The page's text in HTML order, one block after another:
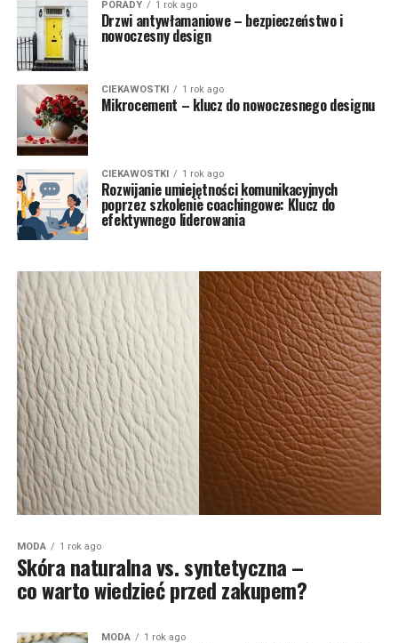
PORADY 1 rok ago
Drzwi antywłamaniowe – bezpieczeństwo i
nowoczesny design
CIEKAWOSTKI 1 rok ago
Mikrocement – klucz do nowoczesnego designu
CIEKAWOSTKI 1 rok ago
Rozwijanie umiejętności komunikacyjnych
poprzez szkolenie coachingowe: Klucz do
efektywnego liderowania
MODA 1 rok ago
Skóra naturalna vs. syntetyczna –
co warto wiedzieć przed zakupem?
MODA 1 rok ago